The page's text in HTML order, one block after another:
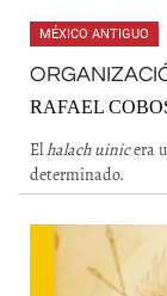
MÉXICO ANTIGUO
RAFAEL
Elhalach uinicera
determinado.